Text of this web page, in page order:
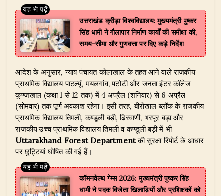
उत्तराखंड क्रीड़ा विश्वविद्यालय: मुख्यमंत्री पुष्कर
सिंह धामी ने गौलापार निर्माण कार्यों की समीक्षा की,
समय-सीमा और गुणवत्ता पर दिए कड़े निर्देश
​आदेश के अनुसार, न्याय पंचायत कोलाखाल के तहत आने वाले राजकीय
प्राथमिक विद्यालय पाटल्यूं, मयलगांव, पटोटी और जनता इंटर कॉलेज
कुण्जखाल (कक्षा 1 से 12 तक) में 4 अप्रैल (शनिवार) से 6 अप्रैल
(सोमवार) तक पूर्ण अवकाश रहेगा। इसी तरह, बीरोंखाल ब्लॉक के राजकीय
प्राथमिक विद्यालय तिमली, कण्डूली बड़ी, ढिस्वाणी, भरपूर बड़ा और
राजकीय उच्च प्राथमिक विद्यालय तिमली व कण्डूली बड़ी में भी
Uttarakhand Forest Departmentकी सुरक्षा रिपोर्ट के आधार
पर छुट्टियां घोषित की गई हैं।
​कॉमनवेल्थ गेम्स 2026: मुख्यमंत्री पुष्कर सिंह
धामी ने पदक विजेता खिलाड़ियों और प्रशिक्षकों को